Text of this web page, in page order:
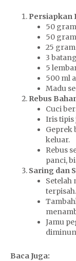
Persiapkan
50
50
25
3
5
500 ml
Madu
Rebus
Cuci
Iris tipis
Geprek
keluar.
Rebus
panci,
Saring dan
Setelah
terpisah.
Jamu
Baca Juga: